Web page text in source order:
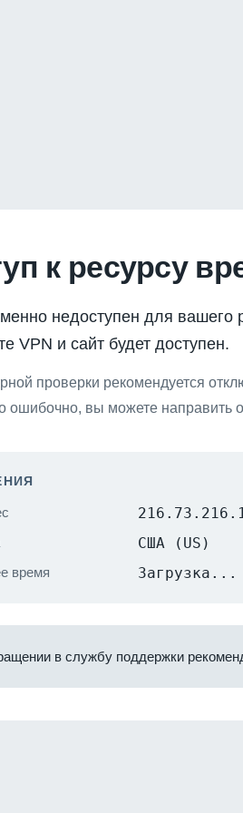
к ресурсу
недоступен для вашего
VPN и сайт будет доступен.
проверки рекомендуется
ошибочно, вы можете направить
США (US)
время Загрузка...
в службу поддержки